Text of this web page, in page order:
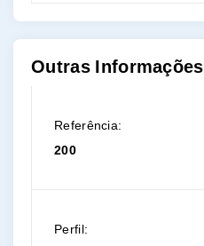
Outras Informações
Referência:
200
Perfil: